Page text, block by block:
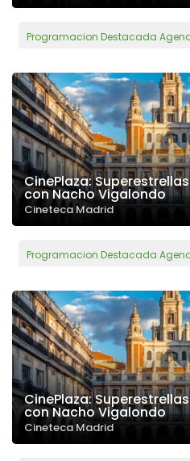
Programacion Destacada
CinePlaza:
con Nacho Vigalondo
Cineteca Madrid
Programacion Destacada
CinePlaza:
con Nacho Vigalondo
Cineteca Madrid